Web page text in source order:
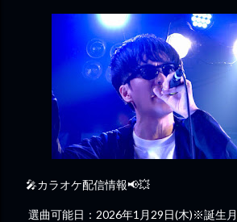
🎤カラオケ配信情報📢💥
選曲可能日：2026年1月29日(木)※誕生月